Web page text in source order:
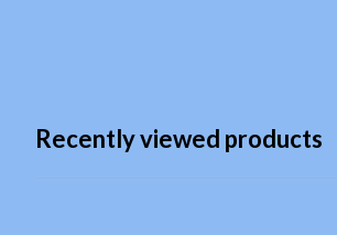
Recently viewed products